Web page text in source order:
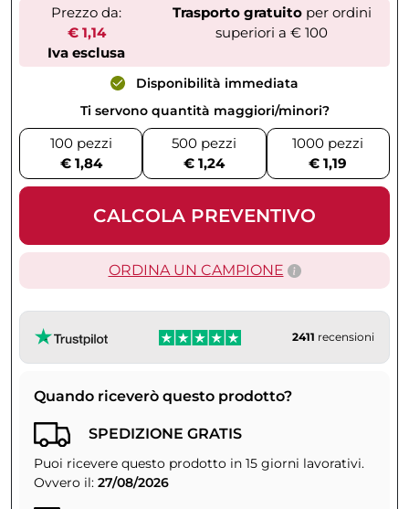
Prezzo da:
€ 1,14
Iva esclusa
Trasporto gratuitoper ordini
superiori a € 100
Disponibilità immediata
Ti servono quantità maggiori/minori?
100 pezzi
€ 1,84
500 pezzi
€ 1,24
1000 pezzi
€ 1,19
CALCOLA PREVENTIVO
ORDINA UN CAMPIONE
2411 recensioni
Quando riceverò questo prodotto?
SPEDIZIONE GRATIS
Puoi ricevere questo prodotto in 15 giorni lavorativi.
Ovvero il: 27/08/2026